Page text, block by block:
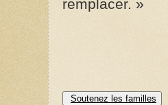
remplacer. »
Soutenez les familles